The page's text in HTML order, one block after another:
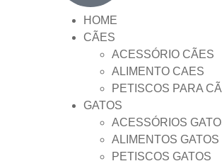
HOME
CÃES
ACESSÓRIO CÃES
ALIMENTO CAES
PETISCOS PARA
GATOS
ACESSÓRIOS
ALIMENTOS GATOS
PETISCOS GATOS